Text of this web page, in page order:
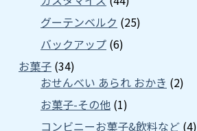
グーテンベルク (25)
バックアップ (6)
お菓子 (34)
おせんべい あられ おかき (2)
お菓子-その他 (1)
コンビニーお菓子&飲料など (4)